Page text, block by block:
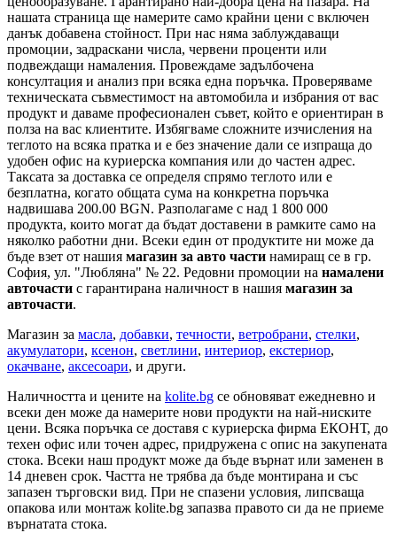
нашата страница ще намерите само крайни цени с включен
данък добавена стойност. При нас няма заблуждаващи
промоции, задраскани числа, червени проценти или
подвеждащи намаления. Провеждаме задълбочена
консултация и анализ при всяка една поръчка. Проверяваме
техническата съвместимост на автомобила и избрания от вас
продукт и даваме професионален съвет, който е ориентиран в
полза на вас клиентите. Избягваме сложните изчисления на
теглото на всяка пратка и е без значение дали се изпраща до
удобен офис на куриерска компания или до частен адрес.
Таксата за доставка се определя спрямо теглото или е
безплатна, когато общата сума на конкретна поръчка
надвишава 200.00 BGN. Разполагаме с над 1 800 000
продукта, които могат да бъдат доставени в рамките само на
няколко работни дни. Всеки един от продуктите ни може да
бъде взет от нашия магазин за авто части намиращ се в гр.
София, ул. "Любляна" № 22. Редовни промоции на намалени
авточасти с гарантирана наличност в нашия магазин за
авточасти.
Магазин за масла, добавки, течности, ветробрани, стелки,
акумулатори, ксенон, светлини, интериор, екстериор,
окачване, аксесоари, и други.
Наличността и цените на kolite.bg се обновяват ежедневно и
всеки ден може да намерите нови продукти на най-ниските
цени. Всяка поръчка се доставя с куриерска фирма ЕКОНТ, до
техен офис или точен адрес, придружена с опис на закупената
стока. Всеки наш продукт може да бъде върнат или заменен в
14 дневен срок. Частта не трябва да бъде монтирана и със
запазен търговски вид. При не спазени условия, липсваща
опакова или монтаж kolite.bg запазва правото си да не приеме
върнатата стока.